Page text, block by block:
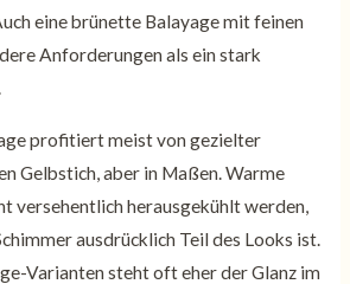
eine brünette Balayage mit feinen
Anforderungen als ein stark
profitiert meist von gezielter
Gelbstich, aber in Maßen. Warme
versehentlich herausgekühlt werden,
ausdrücklich Teil des Looks ist.
Varianten steht oft eher der Glanz im